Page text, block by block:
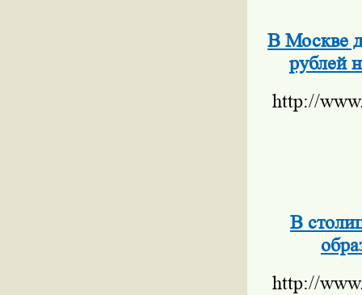
В Москве
рублей
http://
В
http://